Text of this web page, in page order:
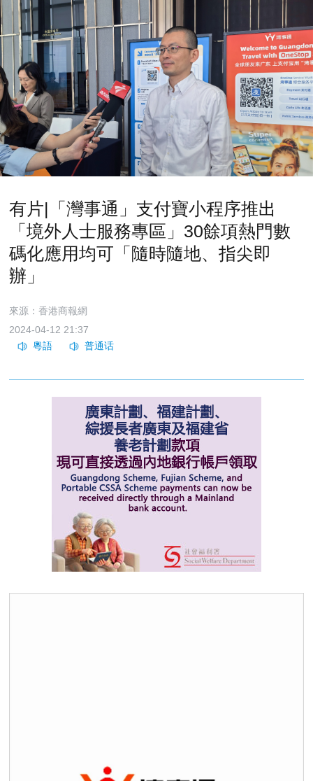
有片|「灣事通」支付寶小程序推出
「境外人士服務專區」30餘項熱門數
碼化應用均可「隨時隨地、指尖即
辦」
來源：香港商報網
2024-04-12 21:37